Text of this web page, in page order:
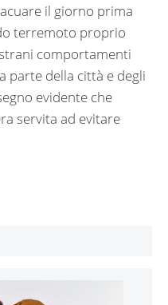
il giorno prima
terremoto proprio
comportamenti
parte della città e degli
evidente che
servita ad evitare